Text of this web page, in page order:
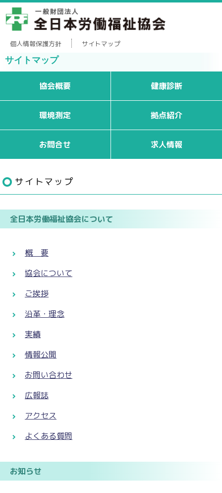
個人情報保護方針 サイトマップ
サイトマップ
協会概要 健康診断
環境測定 拠点紹介
お問合せ 求人情報
サイトマップ
全日本労働福祉協会について
概 要
協会について
ご挨拶
沿革・理念
実績
情報公開
お問い合わせ
広報誌
アクセス
よくある質問
お知らせ